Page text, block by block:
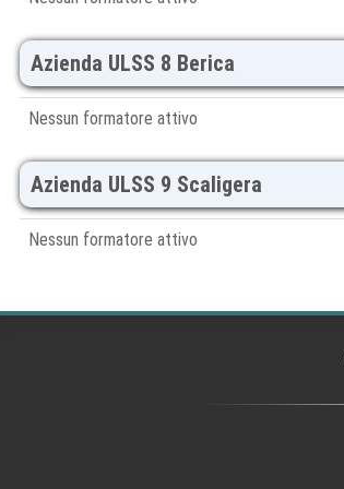
Azienda ULSS 8 Berica
Nessun formatore attivo
Azienda ULSS 9 Scaligera
Nessun formatore attivo